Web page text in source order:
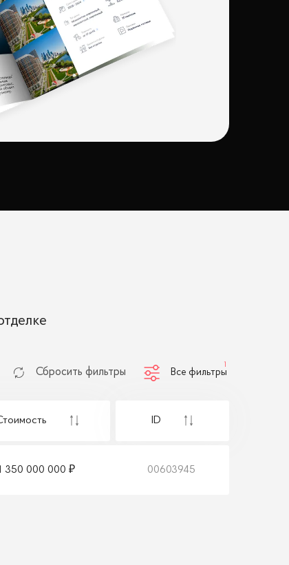
Сбросить фильтры Все фильтры
1
ID
350 000 000 00603945